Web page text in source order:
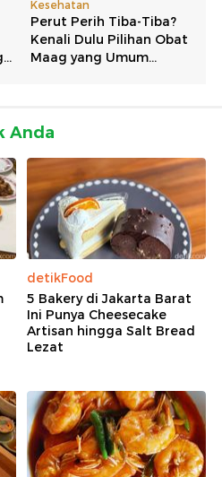
Anda
detikFood
5 Bakery di Jakarta Barat
Ini Punya Cheesecake
Artisan hingga Salt Bread
Lezat